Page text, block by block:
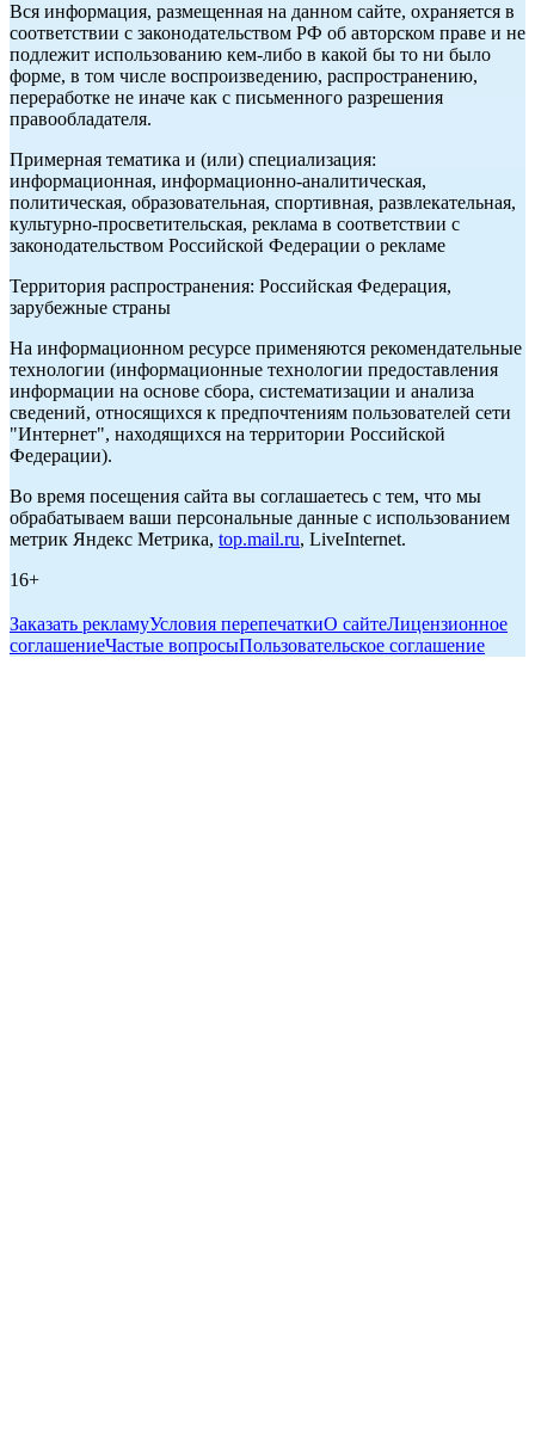
Вся информация, размещенная на данном сайте, охраняется в
соответствии с законодательством РФ об авторском праве и не
подлежит использованию кем-либо в какой бы то ни было
форме, в том числе воспроизведению, распространению,
переработке не иначе как с письменного разрешения
правообладателя.
Примерная тематика и (или) специализация:
информационная, информационно-аналитическая,
политическая, образовательная, спортивная, развлекательная,
культурно-просветительская, реклама в соответствии с
законодательством Российской Федерации о рекламе
Территория распространения: Российская Федерация,
зарубежные страны
На информационном ресурсе применяются рекомендательные
технологии (информационные технологии предоставления
информации на основе сбора, систематизации и анализа
сведений, относящихся к предпочтениям пользователей сети
"Интернет", находящихся на территории Российской
Федерации).
Во время посещения сайта вы соглашаетесь с тем, что мы
обрабатываем ваши персональные данные с использованием
метрик Яндекс Метрика, top.mail.ru, LiveInternet.
16+
Заказать рекламуУсловия перепечаткиО сайтеЛицензионное
соглашениеЧастые вопросыПользовательское соглашение